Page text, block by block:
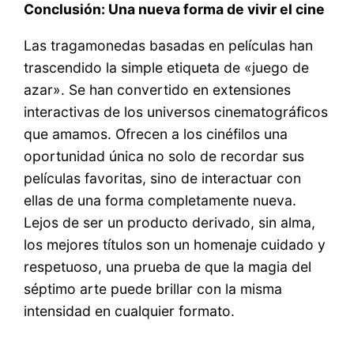
Conclusión: Una nueva forma de vivir el cine
Las tragamonedas basadas en películas han
trascendido la simple etiqueta de «juego de
azar». Se han convertido en extensiones
interactivas de los universos cinematográficos
que amamos. Ofrecen a los cinéfilos una
oportunidad única no solo de recordar sus
películas favoritas, sino de interactuar con
ellas de una forma completamente nueva.
Lejos de ser un producto derivado, sin alma,
los mejores títulos son un homenaje cuidado y
respetuoso, una prueba de que la magia del
séptimo arte puede brillar con la misma
intensidad en cualquier formato.